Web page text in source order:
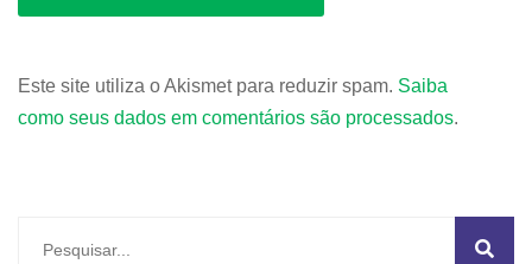
Este site utiliza o Akismet para reduzir spam. Saiba
como seus dados em comentários são processados.